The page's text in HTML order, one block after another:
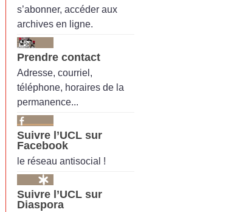
s’abonner, accéder aux
archives en ligne.
Prendre contact
Adresse, courriel,
téléphone, horaires de la
permanence...
Suivre l’UCL sur
Facebook
le réseau antisocial !
Suivre l’UCL sur
Diaspora